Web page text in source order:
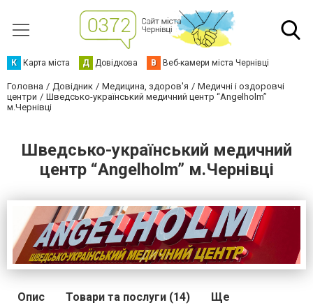
К Карта міста Д Довідкова В Веб-камери міста Чернівці
Головна Довідник Медицина, здоров'я
Медичні і оздоровчі
центри
Шведсько-український медичний центр “Angelholm”
м.Чернівці
Шведсько-український медичний
центр “Angelholm” м.Чернівці
Опис Товари та послуги (14) Ще